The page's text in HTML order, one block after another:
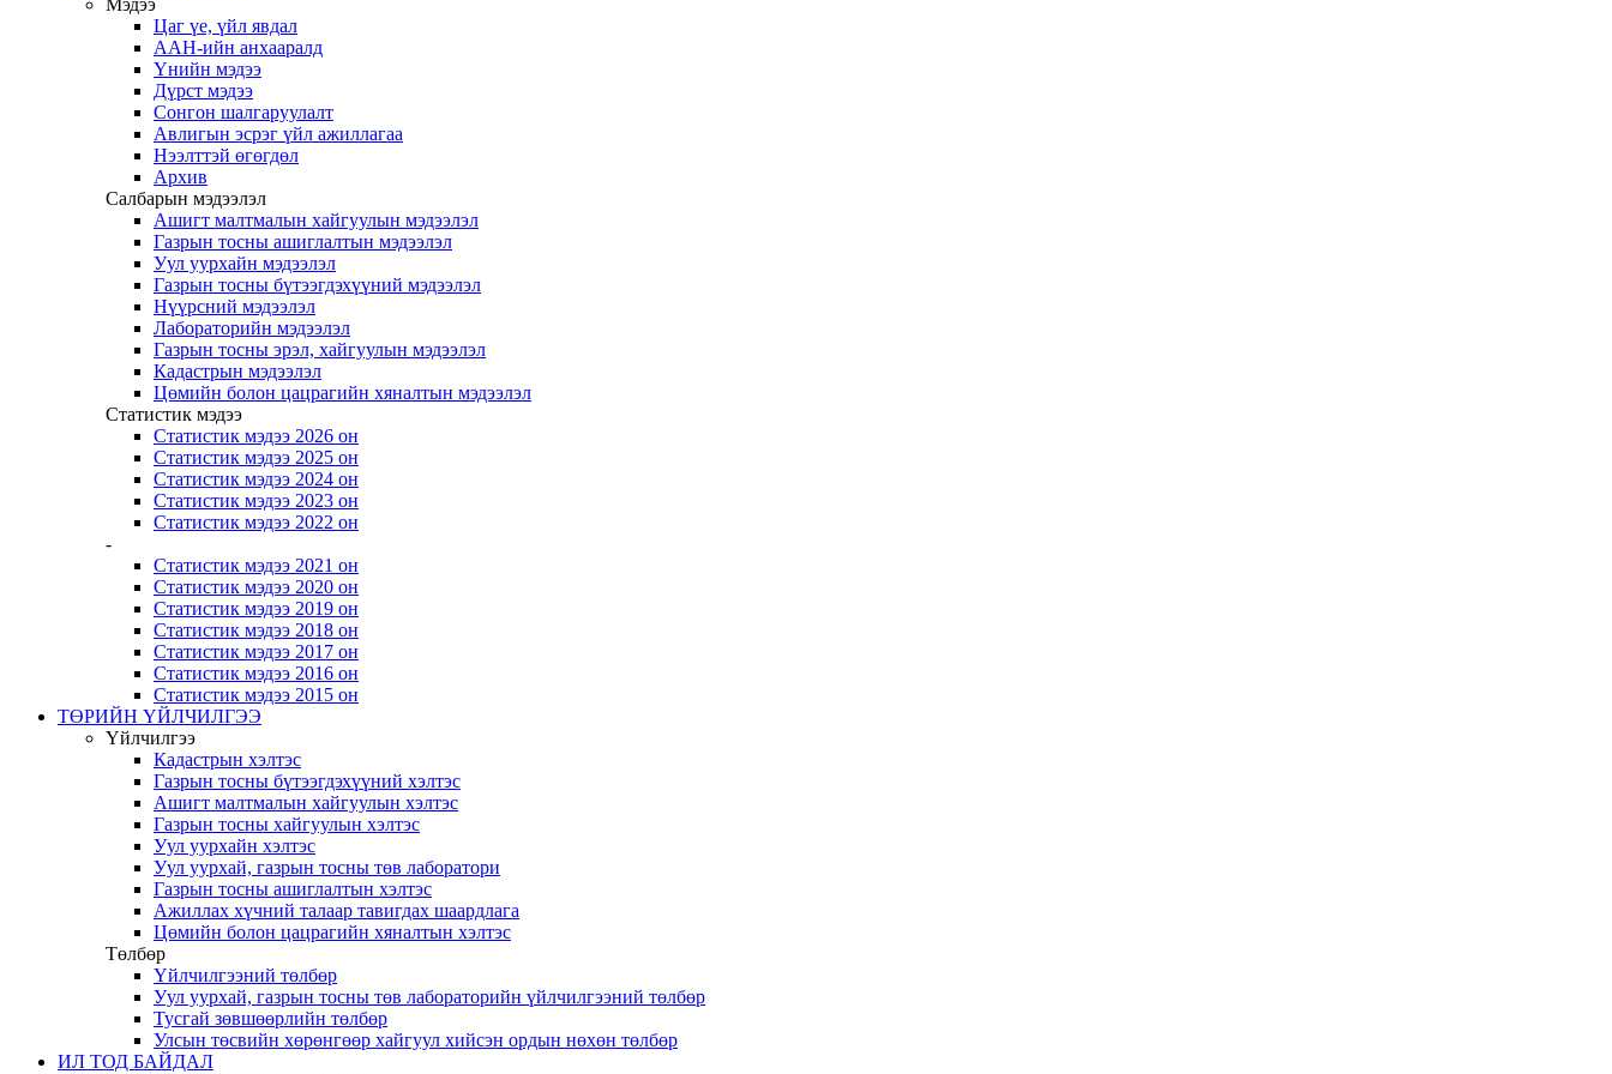
Мэдээ
Цаг үе, үйл явдал
ААН-ийн анхааралд
Үнийн мэдээ
Дүрст мэдээ
Сонгон шалгаруулалт
Авлигын эсрэг үйл ажиллагаа
Нээлттэй өгөгдөл
Архив
Салбарын мэдээлэл
Ашигт малтмалын хайгуулын мэдээлэл
Газрын тосны ашиглалтын мэдээлэл
Уул уурхайн мэдээлэл
Газрын тосны бүтээгдэхүүний мэдээлэл
Нүүрсний мэдээлэл
Лабораторийн мэдээлэл
Газрын тосны эрэл, хайгуулын мэдээлэл
Кадастрын мэдээлэл
Цөмийн болон цацрагийн хяналтын мэдээлэл
Статистик мэдээ
Статистик мэдээ 2026 он
Статистик мэдээ 2025 он
Статистик мэдээ 2024 он
Статистик мэдээ 2023 он
Статистик мэдээ 2022 он
-
Статистик мэдээ 2021 он
Статистик мэдээ 2020 он
Статистик мэдээ 2019 он
Статистик мэдээ 2018 он
Статистик мэдээ 2017 он
Статистик мэдээ 2016 он
Статистик мэдээ 2015 он
ТӨРИЙН ҮЙЛЧИЛГЭЭ
Үйлчилгээ
Кадастрын хэлтэс
Газрын тосны бүтээгдэхүүний хэлтэс
Ашигт малтмалын хайгуулын хэлтэс
Газрын тосны хайгуулын хэлтэс
Уул уурхайн хэлтэс
Уул уурхай, газрын тосны төв лаборатори
Газрын тосны ашиглалтын хэлтэс
Ажиллах хүчний талаар тавигдах шаардлага
Цөмийн болон цацрагийн хяналтын хэлтэс
Төлбөр
Үйлчилгээний төлбөр
Уул уурхай, газрын тосны төв лабораторийн үйлчилгээний төлбөр
Тусгай зөвшөөрлийн төлбөр
Улсын төсвийн хөрөнгөөр хайгуул хийсэн ордын нөхөн төлбөр
ИЛ ТОД БАЙДАЛ